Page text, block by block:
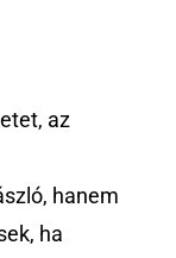
az
hanem
ha